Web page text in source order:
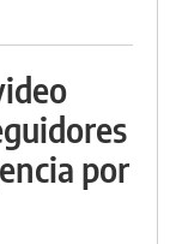
por